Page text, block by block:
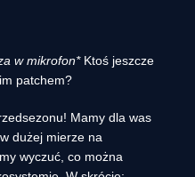
w mikrofon*Ktoś jeszcze
patchem?
Mamy dla was
dużej mierze na
wyczuć, co można